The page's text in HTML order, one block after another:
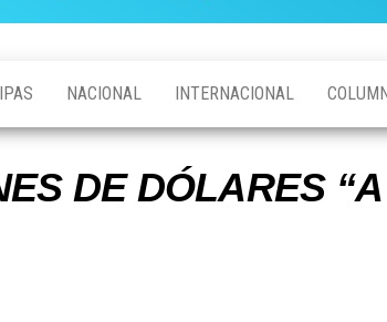
NACIONAL INTERNACIONAL
DE DÓLARES